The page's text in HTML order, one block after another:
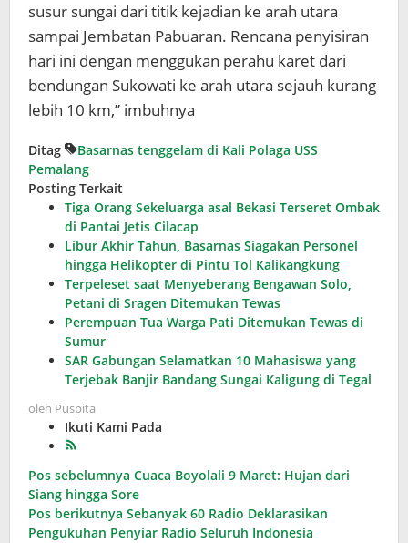
susur sungai dari titik kejadian ke arah utara
sampai Jembatan Pabuaran. Rencana penyisiran
hari ini dengan menggukan perahu karet dari
bendungan Sukowati ke arah utara sejauh kurang
lebih 10 km,” imbuhnya
Ditag Basarnas tenggelam di Kali Polaga USS
Pemalang
Posting Terkait
Tiga Orang Sekeluarga asal Bekasi Terseret Ombak
di Pantai Jetis Cilacap
Libur Akhir Tahun, Basarnas Siagakan Personel
hingga Helikopter di Pintu Tol Kalikangkung
Terpeleset saat Menyeberang Bengawan Solo,
Petani di Sragen Ditemukan Tewas
Perempuan Tua Warga Pati Ditemukan Tewas di
Sumur
SAR Gabungan Selamatkan 10 Mahasiswa yang
Terjebak Banjir Bandang Sungai Kaligung di Tegal
oleh Puspita
Ikuti Kami Pada
Navigasi
pos
Pos sebelumnya Cuaca Boyolali 9 Maret: Hujan dari
Siang hingga Sore
Pos berikutnya Sebanyak 60 Radio Deklarasikan
Pengukuhan Penyiar Radio Seluruh Indonesia